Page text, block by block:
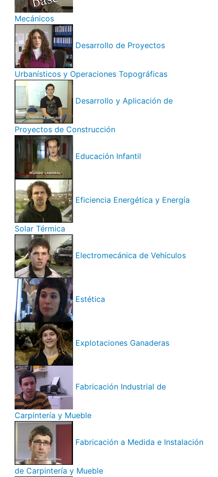
Mecánicos
Desarrollo de Proyectos
Urbanísticos y Operaciones Topográficas
Desarrollo y Aplicación de
Proyectos de Construcción
Educación Infantil
Eficiencia Energética y Energía
Solar Térmica
Electromecánica de Vehículos
Estética
Explotaciones Ganaderas
Fabricación Industrial de
Carpintería y Mueble
Fabricación a Medida e Instalación
de Carpintería y Mueble